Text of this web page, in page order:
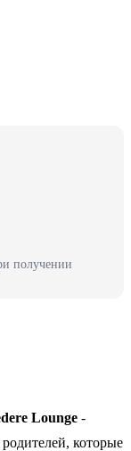
получении
Lounge -
которые